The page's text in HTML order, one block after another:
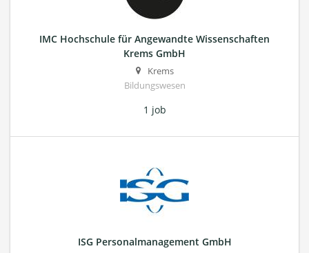
IMC Hochschule für Angewandte Wissenschaften
Krems GmbH
Krems
Bildungswesen
1 job
ISG Personalmanagement GmbH